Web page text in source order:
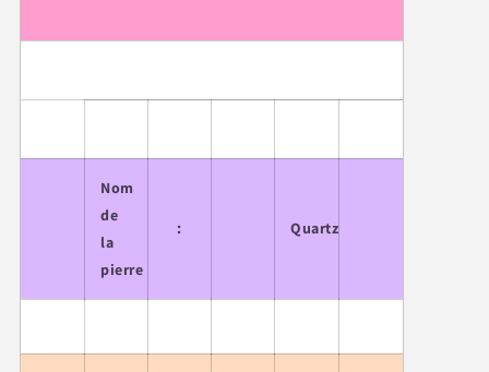
Nom
de
la
pierre
: Quartz